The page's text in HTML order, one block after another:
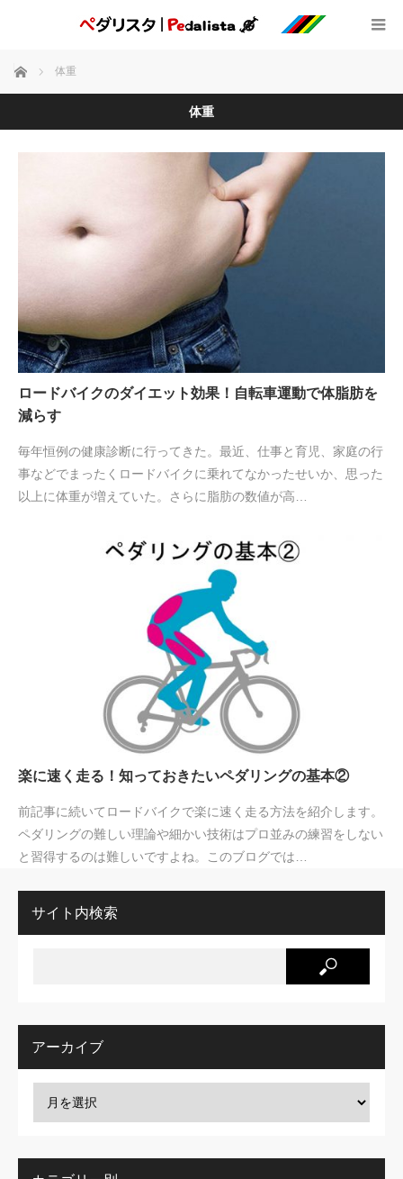
ホーム 体重
体重
ロードバイクのダイエット効果！自転車運動で体脂肪を
減らす
毎年恒例の健康診断に行ってきた。最近、仕事と育児、家庭の行
事などでまったくロードバイクに乗れてなかったせいか、思った
以上に体重が増えていた。さらに脂肪の数値が高…
楽に速く走る！知っておきたいペダリングの基本②
前記事に続いてロードバイクで楽に速く走る方法を紹介します。
ペダリングの難しい理論や細かい技術はプロ並みの練習をしない
と習得するのは難しいですよね。このブログでは…
サイト内検索
アーカイブ